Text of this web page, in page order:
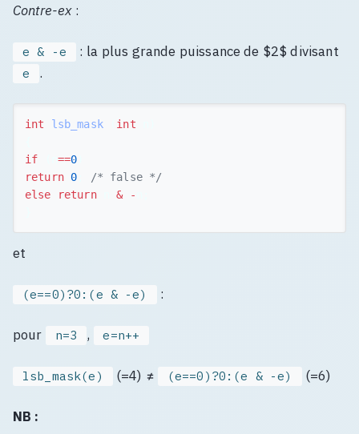
Contre-ex:
e & -e : la plus grande puissance de $2$ divisant
e .
int lsb_mask int
if
==0
return 0
/* false */
else
return & -
et
(e==0)?0:(e & -e) :
pour n=3 , e=n++
lsb_mask(e) (=4) ≠ (e==0)?0:(e & -e) (=6)
NB :